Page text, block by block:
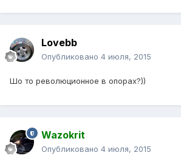
Lovebb
Опубликовано 4 июля, 2015
Шо то революционное в опорах?))
Wazokrit
Опубликовано 4 июля, 2015